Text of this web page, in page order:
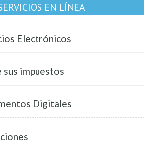
EN LÍNEA
Electrónicos
sus impuestos
Digitales